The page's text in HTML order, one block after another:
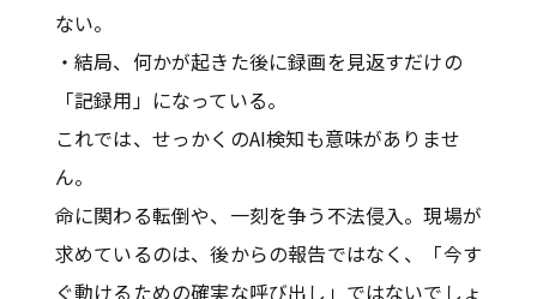
ない。
・結局、何かが起きた後に録画を見返すだけの
「記録用」になっている。
これでは、せっかくのAI検知も意味がありませ
ん。
命に関わる転倒や、一刻を争う不法侵入。現場が
求めているのは、後からの報告ではなく、「今す
ぐ動けるための確実な呼び出し」ではないでしょ